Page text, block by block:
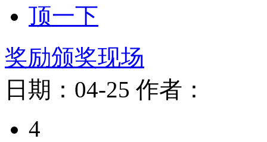
顶一下
奖励颁奖现场
日期： 04-25 作者：
4